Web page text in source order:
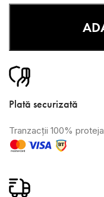
Plată securizată
Tranzacții 100%